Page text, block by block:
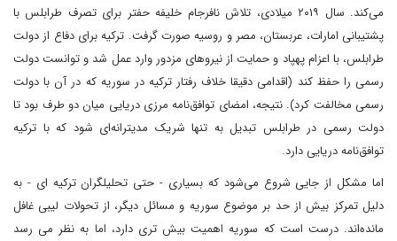
می‌کند. سال ۲۰۱۹ میلادی، تلاش نافرجام خلیفه حفتر برای تصرف طرابلس با
پشتیبانی امارات، عربستان، مصر و روسیه صورت گرفت. ترکیه برای دفاع از دولت
طرابلس، با اعزام پهپاد و حمایت از نیروهای مزدور وارد عمل شد و توانست دولت
رسمی را حفظ کند (اقدامی دقیقا خلاف رفتار ترکیه در سوریه که در آن با دولت
رسمی مخالفت کرد). نتیجه، امضای توافق‌نامه مرزی دریایی میان دو طرف بود تا
دولت رسمی در طرابلس تبدیل به تنها شریک مدیترانه‌ای شود که با ترکیه
توافق‌نامه دریایی دارد.
اما مشکل از جایی شروع می‌شود که بسیاری - حتی تحلیلگران ترکیه ای - به
دلیل تمرکز بیش از حد بر موضوع سوریه و مسائل دیگر، از تحولات لیبی غافل
مانده‌اند. درست است که سوریه اهمیت بیش تری دارد، اما به نظر می رسد